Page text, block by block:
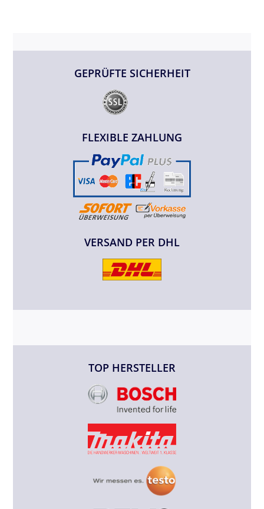
GEPRÜFTE SICHERHEIT
FLEXIBLE ZAHLUNG
VERSAND PER DHL
TOP HERSTELLER